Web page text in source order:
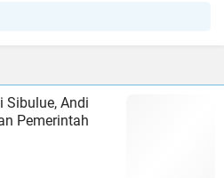
Sibulue, Andi
Pemerintah